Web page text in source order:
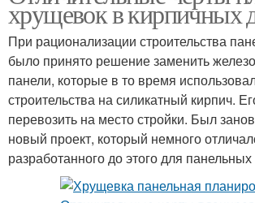
хрущевок в кирпичных
При рационализации строительства
было принято решение заменить
панели, которые в то время
строительства на силикатный кирпич.
перевозить на место стройки. Был
новый проект, который немного
разработанного до этого для